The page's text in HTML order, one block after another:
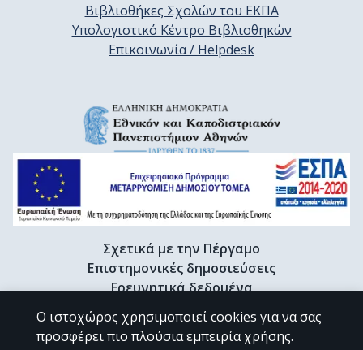
Βιβλιοθήκες Σχολών του ΕΚΠΑ
Υπολογιστικό Κέντρο Βιβλιοθηκών
Επικοινωνία / Helpdesk
Σχετικά με την Πέργαμο
Επιστημονικές δημοσιεύσεις
Ερευνητικά δεδομένα
Διδακτορικές διατριβές & Γκρίζα βιβλιογραφία
Προφίλ Ερευνητή
Ο ιστοχώρος χρησιμοποιεί cookies για να σας
προσφέρει πιο πλούσια εμπειρία χρήσης.